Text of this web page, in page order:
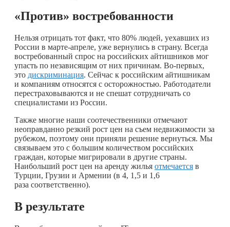
«Против» востребованности
Нельзя отрицать тот факт, что 80% людей, уехавших из
России в марте-апреле, уже вернулись в страну. Всегда
востребованный спрос на российских айтишников мог
упасть по независящим от них причинам. Во-первых,
это дискриминация. Сейчас к российским айтишникам
и компаниям относятся с осторожностью. Работодатели
перестраховываются и не спешат сотрудничать со
специалистами из России.
Также многие наши соотечественники отмечают
неоправданно резкий рост цен на съем недвижимости за
рубежом, поэтому они приняли решение вернуться. Мы
связываем это с большим количеством российских
граждан, которые мигрировали в другие страны.
Наибольший рост цен на аренду жилья отмечается в
Турции, Грузии и Армении (в 4, 1,5 и 1,6
раза соответственно).
В результате